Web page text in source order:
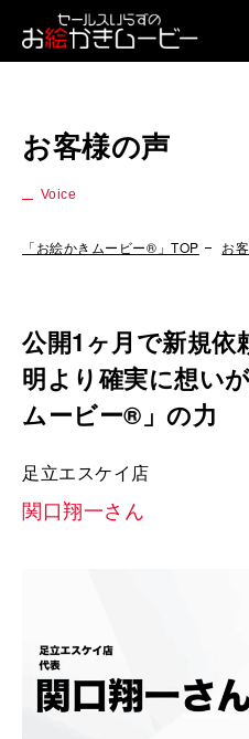
お客様の声
Voice
「お絵かきムービー®」TOP お
公開1ヶ月で新規
明より確実に想い
ムービー®」の力
足立エスケイ店
関口翔一さん